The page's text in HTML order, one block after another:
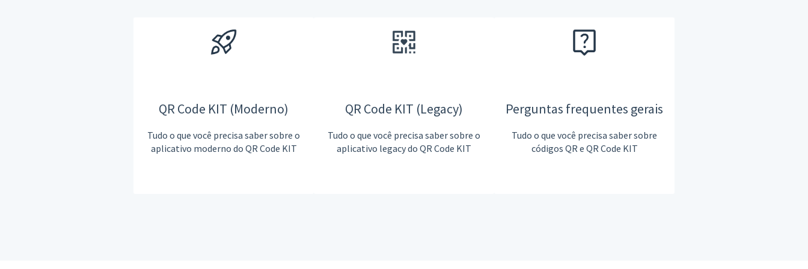
QR Code KIT (Moderno)
Tudo o que você precisa saber sobre o
aplicativo moderno do QR Code KIT
QR Code KIT (Legacy)
Tudo o que você precisa saber sobre o
aplicativo legacy do QR Code KIT
Perguntas frequentes gerais
Tudo o que você precisa saber sobre
códigos QR e QR Code KIT